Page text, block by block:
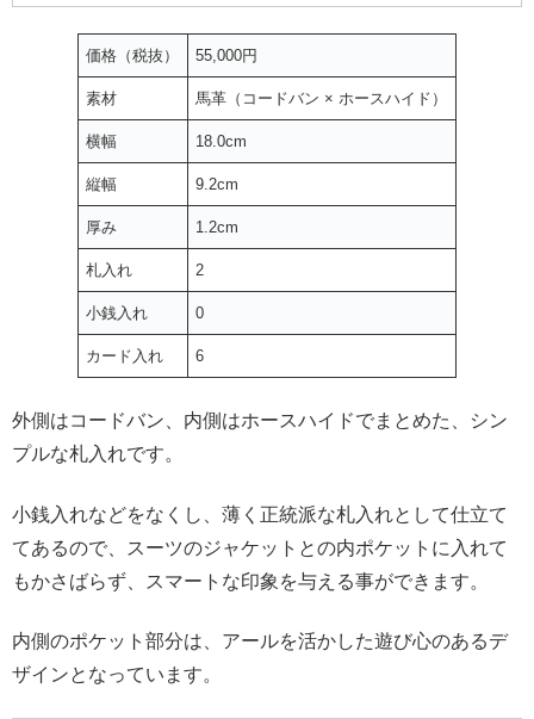
価格（税抜） 55,000円
素材 馬革（コードバン × ホースハイド）
横幅 18.0cm
縦幅 9.2cm
厚み 1.2cm
札入れ 2
小銭入れ 0
カード入れ 6
外側はコードバン、内側はホースハイドでまとめた、シン
プルな札入れです。
小銭入れなどをなくし、薄く正統派な札入れとして仕立て
てあるので、スーツのジャケットとの内ポケットに入れて
もかさばらず、スマートな印象を与える事ができます。
内側のポケット部分は、アールを活かした遊び心のあるデ
ザインとなっています。